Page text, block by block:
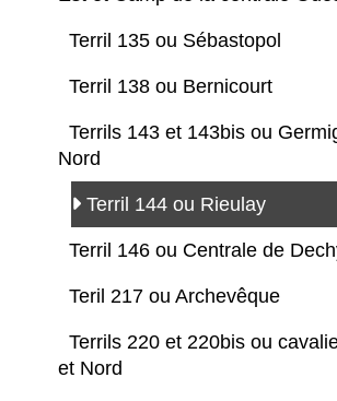
Terril 135 ou Sébastopol
Terril 138 ou Bernicourt
Terrils 143 et 143bis ou
Nord
Terril 144 ou Rieulay
Terril 146 ou Centrale de
Teril 217 ou Archevêque
Terrils 220 et 220bis ou
et Nord